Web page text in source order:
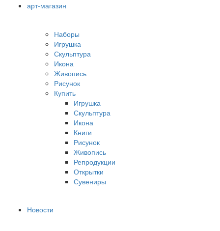
арт-магазин
Наборы
Игрушка
Скульптура
Икона
Живопись
Рисунок
Купить
Игрушка
Скульптура
Икона
Книги
Рисунок
Живопись
Репродукции
Открытки
Сувениры
Новости